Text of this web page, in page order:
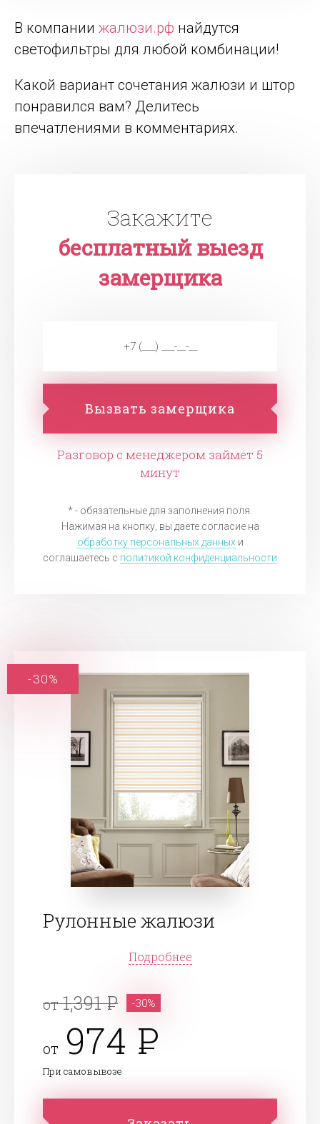
В компании жалюзи.рф найдутся
светофильтры для любой комбинации!
Какой вариант сочетания жалюзи и штор
понравился вам? Делитесь
впечатлениями в комментариях.
Закажите
бесплатный выезд
замерщика
Вызвать замерщика
Разговор с менеджером займет 5
минут
* - обязательные для заполнения поля.
Нажимая на кнопку, вы даете согласие на
обработку персональных данныхи
соглашаетесь c политикой конфиденциальности
Рулонные жалюзи
Подробнее
от1,391 -30%
от 974
При самовывозе
-30%